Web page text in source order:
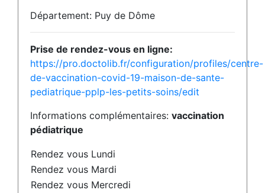
Département: Puy de Dôme
Prise de rendez-vous en ligne:
https://pro.doctolib.fr/configuration/profiles/centre-
de-vaccination-covid-19-maison-de-sante-
pediatrique-pplp-les-petits-soins/edit
Informations complémentaires: vaccination
pédiatrique
Rendez vous Lundi
Rendez vous Mardi
Rendez vous Mercredi